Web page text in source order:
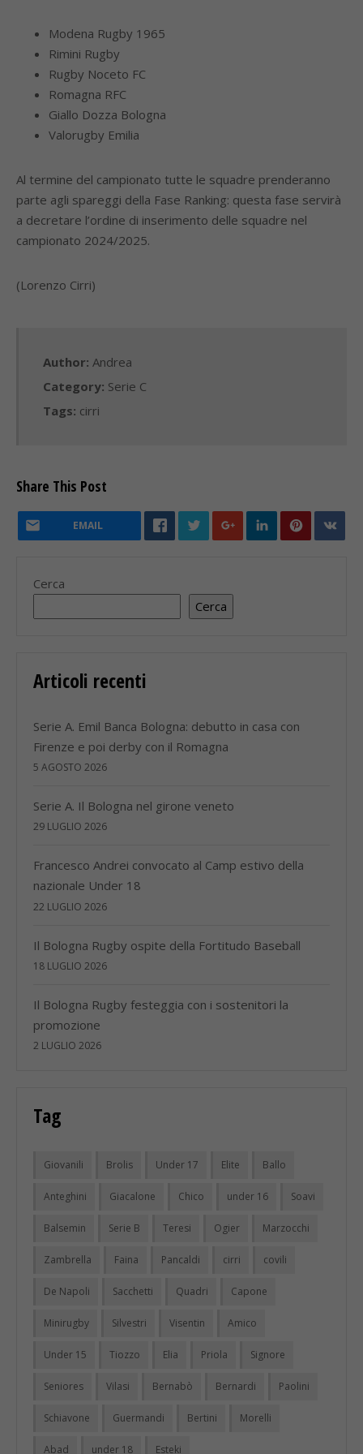
Modena Rugby 1965
Rimini Rugby
Rugby Noceto FC
Romagna RFC
Giallo Dozza Bologna
Valorugby Emilia
Al termine del campionato tutte le squadre prenderanno
parte agli spareggi della Fase Ranking: questa fase servirà
a decretare l’ordine di inserimento delle squadre nel
campionato 2024/2025.
(Lorenzo Cirri)
Author: Andrea
Category: Serie C
Tags: cirri
Share This Post
EMAIL
Cerca
Cerca
Articoli recenti
Serie A. Emil Banca Bologna: debutto in casa con
Firenze e poi derby con il Romagna
5 AGOSTO 2026
Serie A. Il Bologna nel girone veneto
29 LUGLIO 2026
Francesco Andrei convocato al Camp estivo della
nazionale Under 18
22 LUGLIO 2026
Il Bologna Rugby ospite della Fortitudo Baseball
18 LUGLIO 2026
Il Bologna Rugby festeggia con i sostenitori la
promozione
2 LUGLIO 2026
Tag
Giovanili Brolis Under 17 Elite Ballo
Anteghini Giacalone Chico under 16 Soavi
Balsemin Serie B Teresi Ogier Marzocchi
Zambrella Faina Pancaldi cirri covili
De Napoli Sacchetti Quadri Capone
Minirugby Silvestri Visentin Amico
Under 15 Tiozzo Elia Priola Signore
Seniores Vilasi Bernabò Bernardi Paolini
Schiavone Guermandi Bertini Morelli
Abad under 18 Esteki